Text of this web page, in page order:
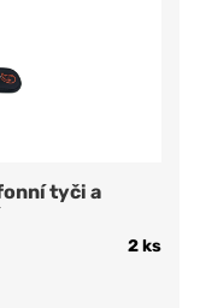
tyči a
2 ks